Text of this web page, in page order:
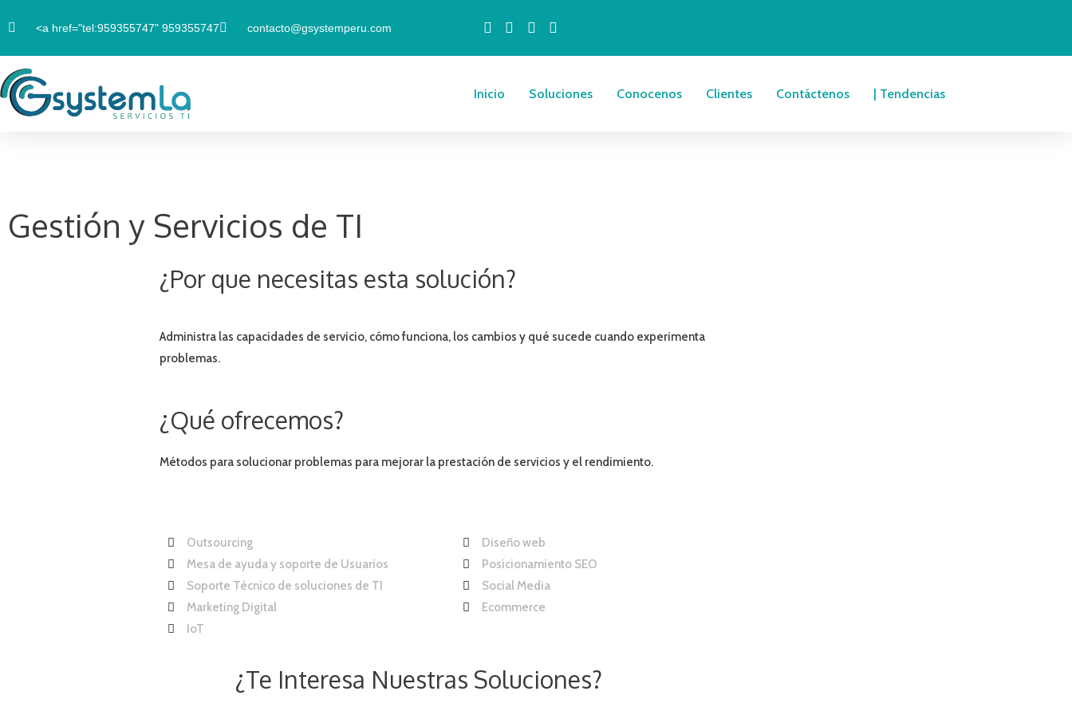
contenido
<a href="tel:959355747" 959355747 contacto@gsystemperu.com
Inicio Soluciones Conocenos Clientes Contáctenos | Tendencias
Gestión y Servicios de TI
¿Por que necesitas esta solución?
Administra las capacidades de servicio, cómo funciona, los cambios y qué sucede cuando experimenta
problemas.
¿Qué ofrecemos?
Métodos para solucionar problemas para mejorar la prestación de servicios y el rendimiento.
Outsourcing
Mesa de ayuda y soporte de Usuarios
Soporte Técnico de soluciones de TI
Marketing Digital
IoT
Diseño web
Posicionamiento SEO
Social Media
Ecommerce
¿Te Interesa Nuestras Soluciones?